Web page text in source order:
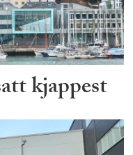
kjappest